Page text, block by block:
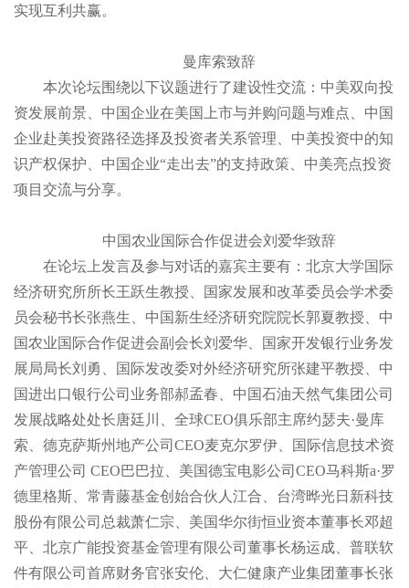
实现互利共赢。
曼库索致辞
本次论坛围绕以下议题进行了建设性交流：中美双向投
资发展前景、中国企业在美国上市与并购问题与难点、中国
企业赴美投资路径选择及投资者关系管理、中美投资中的知
识产权保护、中国企业“走出去”的支持政策、中美亮点投资
项目交流与分享。
中国农业国际合作促进会刘爱华致辞
在论坛上发言及参与对话的嘉宾主要有：北京大学国际
经济研究所所长王跃生教授、国家发展和改革委员会学术委
员会秘书长张燕生、中国新生经济研究院院长郭夏教授、中
国农业国际合作促进会副会长刘爱华、国家开发银行业务发
展局局长刘勇、国际发改委对外经济研究所张建平教授、中
国进出口银行公司业务部郝孟春、中国石油天然气集团公司
发展战略处处长唐廷川、全球CEO俱乐部主席约瑟夫·曼库
索、德克萨斯州地产公司CEO麦克尔罗伊、国际信息技术资
产管理公司 CEO巴巴拉、美国德宝电影公司CEO马科斯a·罗
德里格斯、常青藤基金创始合伙人江合、台湾晔光日新科技
股份有限公司总裁萧仁宗、美国华尔街恒业资本董事长邓超
平、北京广能投资基金管理有限公司董事长杨运成、普联软
件有限公司首席财务官张安伦、大仁健康产业集团董事长张